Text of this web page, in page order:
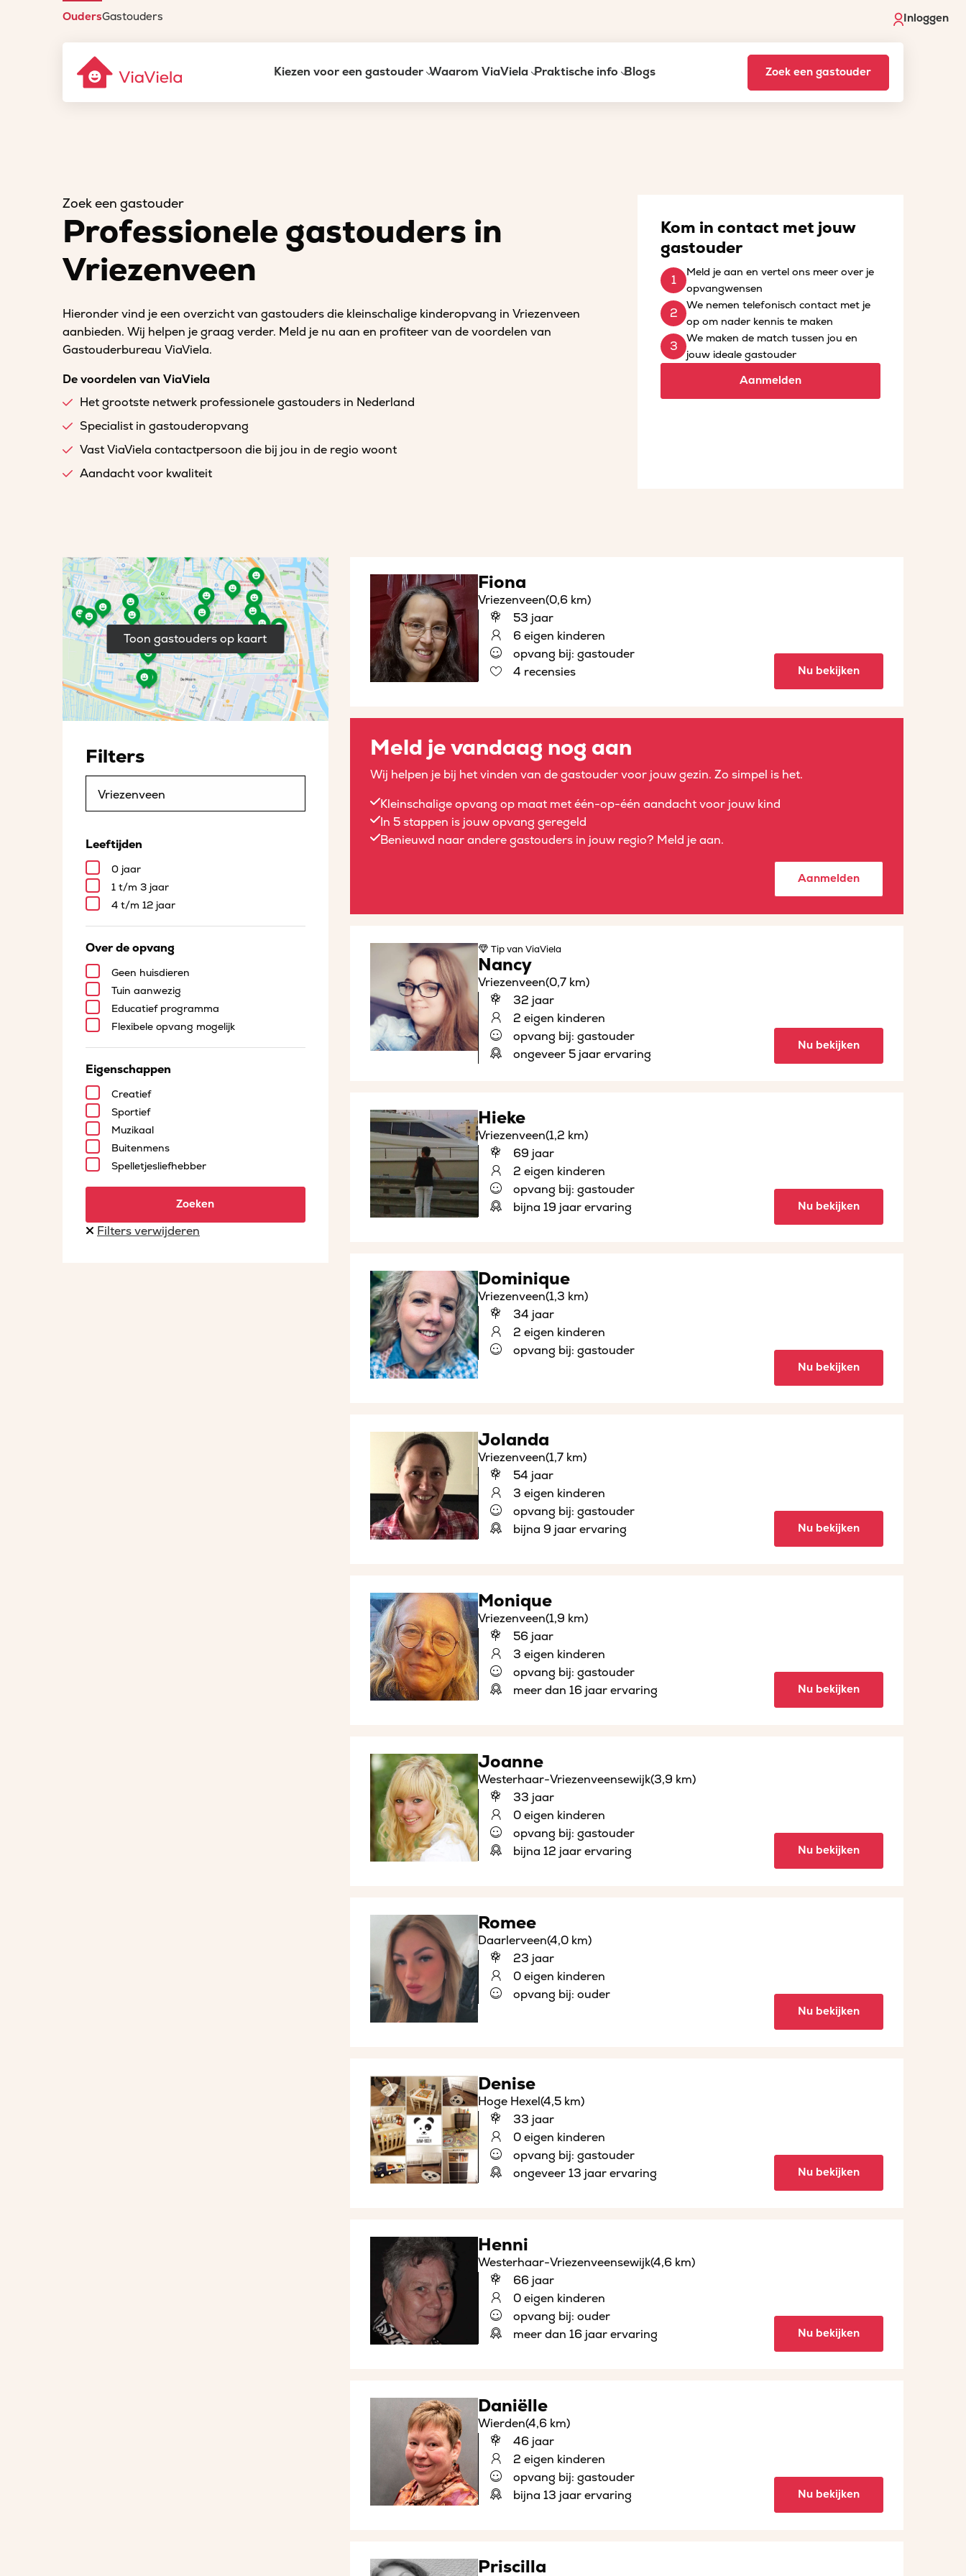
OudersGastouders Inloggen
Kiezen voor een gastouder Waarom ViaViela Praktische info Blogs Zoek een gastouder
Zoek een gastouder
Professionele gastouders in
Vriezenveen
Hieronder vind je een overzicht van gastouders die kleinschalige kinderopvang in Vriezenveen
aanbieden. Wij helpen je graag verder. Meld je nu aan en profiteer van de voordelen van
Gastouderbureau ViaViela.
De voordelen van ViaViela
Het grootste netwerk professionele gastouders in Nederland
Specialist in gastouderopvang
Vast ViaViela contactpersoon die bij jou in de regio woont
Aandacht voor kwaliteit
Kom in contact met jouw
gastouder
Meld je aan en vertel ons meer over je
opvangwensen
We nemen telefonisch contact met je
op om nader kennis te maken
We maken de match tussen jou en
jouw ideale gastouder
Aanmelden
Toon gastouders op kaart
Filters
Leeftijden
0 jaar
1 t/m 3 jaar
4 t/m 12 jaar
Over de opvang
Geen huisdieren
Tuin aanwezig
Educatief programma
Flexibele opvang mogelijk
Eigenschappen
Creatief
Sportief
Muzikaal
Buitenmens
Spelletjesliefhebber
Zoeken
Filters verwijderen
Fiona
Vriezenveen(0,6 km)
53 jaar
6 eigen kinderen
opvang bij: gastouder
4 recensies
Nu bekijken
Meld je vandaag nog aan
Wij helpen je bij het vinden van de gastouder voor jouw gezin. Zo simpel is het.
Kleinschalige opvang op maat met één-op-één aandacht voor jouw kind
In 5 stappen is jouw opvang geregeld
Benieuwd naar andere gastouders in jouw regio? Meld je aan.
Aanmelden
Tipvan ViaViela
Nancy
Vriezenveen(0,7 km)
32 jaar
2 eigen kinderen
opvang bij: gastouder
ongeveer 5 jaar ervaring
Nu bekijken
Hieke
Vriezenveen(1,2 km)
69 jaar
2 eigen kinderen
opvang bij: gastouder
bijna 19 jaar ervaring
Nu bekijken
Dominique
Vriezenveen(1,3 km)
34 jaar
2 eigen kinderen
opvang bij: gastouder
Nu bekijken
Jolanda
Vriezenveen(1,7 km)
54 jaar
3 eigen kinderen
opvang bij: gastouder
bijna 9 jaar ervaring
Nu bekijken
Monique
Vriezenveen(1,9 km)
56 jaar
3 eigen kinderen
opvang bij: gastouder
meer dan 16 jaar ervaring
Nu bekijken
Joanne
Westerhaar-Vriezenveensewijk(3,9 km)
33 jaar
0 eigen kinderen
opvang bij: gastouder
bijna 12 jaar ervaring
Nu bekijken
Romee
Daarlerveen(4,0 km)
23 jaar
0 eigen kinderen
opvang bij: ouder
Nu bekijken
Denise
Hoge Hexel(4,5 km)
33 jaar
0 eigen kinderen
opvang bij: gastouder
ongeveer 13 jaar ervaring
Nu bekijken
Henni
Westerhaar-Vriezenveensewijk(4,6 km)
66 jaar
0 eigen kinderen
opvang bij: ouder
meer dan 16 jaar ervaring
Nu bekijken
Daniëlle
Wierden(4,6 km)
46 jaar
2 eigen kinderen
opvang bij: gastouder
bijna 13 jaar ervaring
Nu bekijken
Priscilla